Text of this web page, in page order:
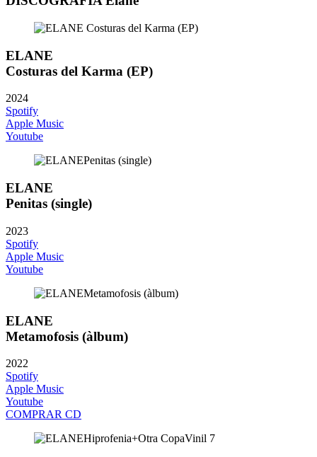
ELANE
Costuras del Karma (EP)
2024
Spotify
Apple Music
Youtube
ELANE
Penitas (single)
2023
Spotify
Apple Music
Youtube
ELANE
Metamofosis (àlbum)
2022
Spotify
Apple Music
Youtube
COMPRAR CD